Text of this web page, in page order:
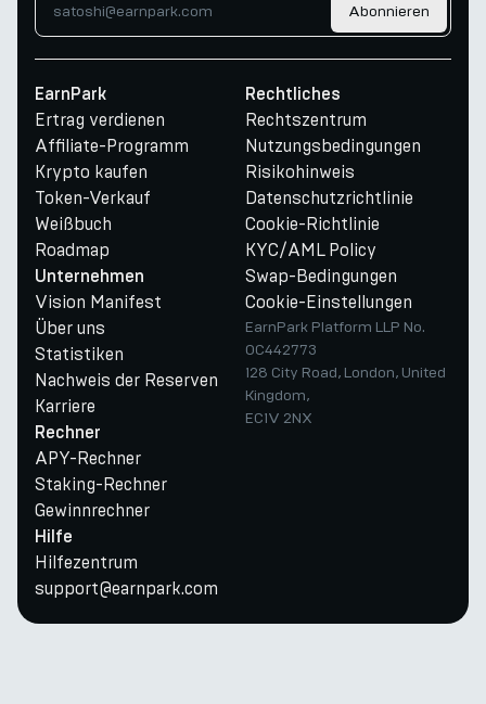
Abonnieren
EarnPark
Ertrag verdienen
Affiliate-Programm
Krypto kaufen
Token-Verkauf
Weißbuch
Roadmap
Unternehmen
Vision Manifest
Über uns
Statistiken
Nachweis der Reserven
Karriere
Rechner
APY-Rechner
Staking-Rechner
Gewinnrechner
Hilfe
Hilfezentrum
support@earnpark.com
Rechtliches
Rechtszentrum
Nutzungsbedingungen
Risikohinweis
Datenschutzrichtlinie
Cookie-Richtlinie
KYC/AML Policy
Swap-Bedingungen
Cookie-Einstellungen
EarnPark Platform LLP No.
OC442773
128 City Road, London, United
Kingdom,
EC1V 2NX